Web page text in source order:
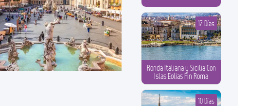
Ronda Italiana y Sicilia Con
Islas Eolias Fin Roma
17 Días
10 Días